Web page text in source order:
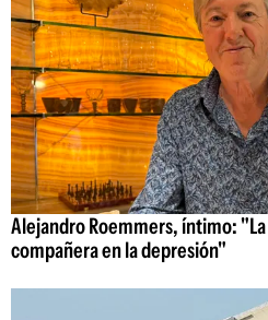
Alejandro Roemmers, íntimo:
compañera en la depresión"